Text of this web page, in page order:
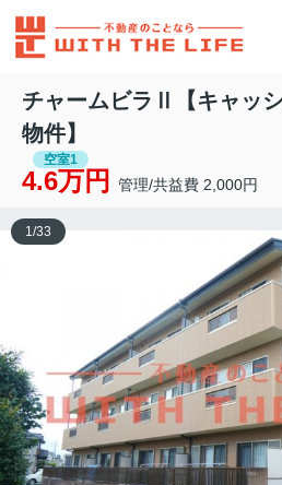
チャームビラⅡ【キャッ
物件】
空室1
4.6万円 管理/共益費 2,000円
1/33